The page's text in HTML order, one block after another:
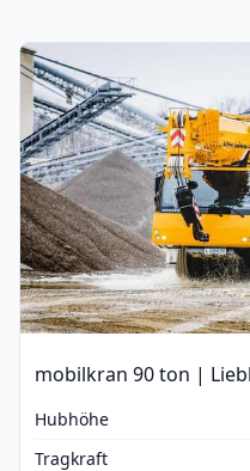
mobilkran 90 ton |
Hubhöhe
Tragkraft